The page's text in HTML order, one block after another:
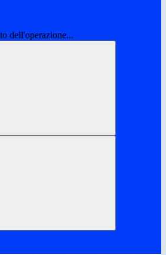
dell'operazione...